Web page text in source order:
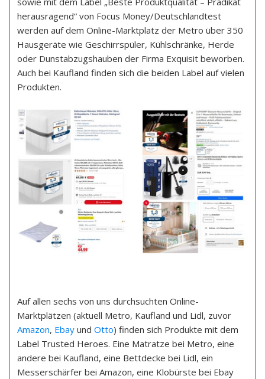
herausragend“ von Focus Money/Deutschlandtest
werden auf dem Online-Marktplatz der Metro über 350
Hausgeräte wie Geschirrspüler, Kühlschränke, Herde
oder Dunstabzugshauben der Firma Exquisit beworben.
Auch bei Kaufland finden sich die beiden Label auf vielen
Produkten.
Auf allen sechs von uns durchsuchten Online-
Marktplätzen (aktuell Metro, Kaufland und Lidl, zuvor
Amazon, Ebay und Otto) finden sich Produkte mit dem
Label Trusted Heroes. Eine Matratze bei Metro, eine
andere bei Kaufland, eine Bettdecke bei Lidl, ein
Messerschärfer bei Amazon, eine Klobürste bei Ebay